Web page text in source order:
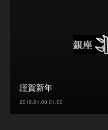
謹賀新年
2019.01.03 01:00